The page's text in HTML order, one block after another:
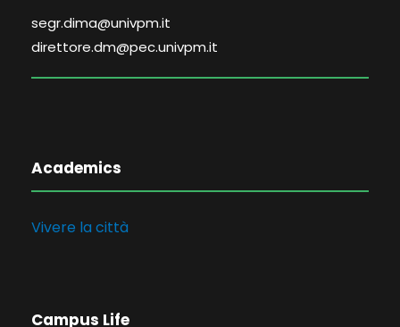
segr.dima@univpm.it
direttore.dm@pec.univpm.it
Academics
Vivere la città
Campus Life